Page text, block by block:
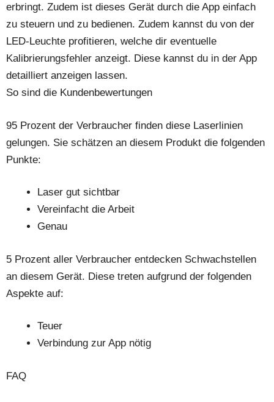
erbringt. Zudem ist dieses Gerät durch die App einfach
zu steuern und zu bedienen. Zudem kannst du von der
LED-Leuchte profitieren, welche dir eventuelle
Kalibrierungsfehler anzeigt. Diese kannst du in der App
detailliert anzeigen lassen.
So sind die Kundenbewertungen
95 Prozent der Verbraucher finden diese Laserlinien
gelungen. Sie schätzen an diesem Produkt die folgenden
Punkte:
Laser gut sichtbar
Vereinfacht die Arbeit
Genau
5 Prozent aller Verbraucher entdecken Schwachstellen
an diesem Gerät. Diese treten aufgrund der folgenden
Aspekte auf:
Teuer
Verbindung zur App nötig
FAQ